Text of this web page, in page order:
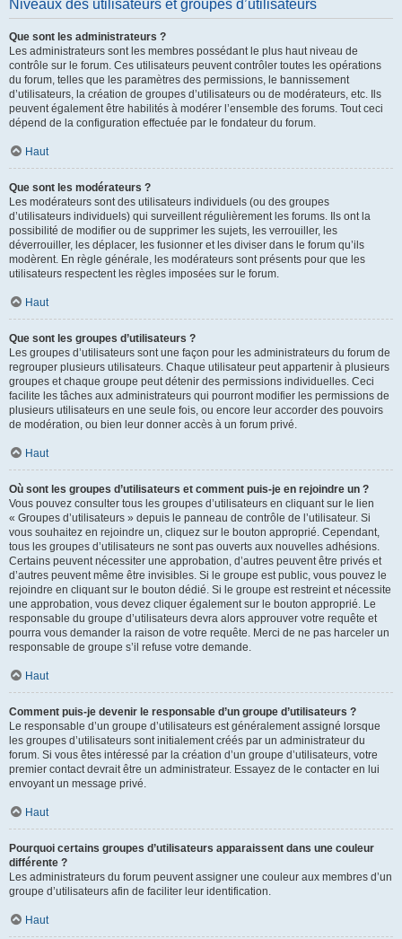
Niveaux des utilisateurs et groupes d’utilisateurs
Que sont les administrateurs ?
Les administrateurs sont les membres possédant le plus haut niveau de
contrôle sur le forum. Ces utilisateurs peuvent contrôler toutes les opérations
du forum, telles que les paramètres des permissions, le bannissement
d’utilisateurs, la création de groupes d’utilisateurs ou de modérateurs, etc. Ils
peuvent également être habilités à modérer l’ensemble des forums. Tout ceci
dépend de la configuration effectuée par le fondateur du forum.
Haut
Que sont les modérateurs ?
Les modérateurs sont des utilisateurs individuels (ou des groupes
d’utilisateurs individuels) qui surveillent régulièrement les forums. Ils ont la
possibilité de modifier ou de supprimer les sujets, les verrouiller, les
déverrouiller, les déplacer, les fusionner et les diviser dans le forum qu’ils
modèrent. En règle générale, les modérateurs sont présents pour que les
utilisateurs respectent les règles imposées sur le forum.
Haut
Que sont les groupes d’utilisateurs ?
Les groupes d’utilisateurs sont une façon pour les administrateurs du forum de
regrouper plusieurs utilisateurs. Chaque utilisateur peut appartenir à plusieurs
groupes et chaque groupe peut détenir des permissions individuelles. Ceci
facilite les tâches aux administrateurs qui pourront modifier les permissions de
plusieurs utilisateurs en une seule fois, ou encore leur accorder des pouvoirs
de modération, ou bien leur donner accès à un forum privé.
Haut
Où sont les groupes d’utilisateurs et comment puis-je en rejoindre un ?
Vous pouvez consulter tous les groupes d’utilisateurs en cliquant sur le lien
« Groupes d’utilisateurs » depuis le panneau de contrôle de l’utilisateur. Si
vous souhaitez en rejoindre un, cliquez sur le bouton approprié. Cependant,
tous les groupes d’utilisateurs ne sont pas ouverts aux nouvelles adhésions.
Certains peuvent nécessiter une approbation, d’autres peuvent être privés et
d’autres peuvent même être invisibles. Si le groupe est public, vous pouvez le
rejoindre en cliquant sur le bouton dédié. Si le groupe est restreint et nécessite
une approbation, vous devez cliquer également sur le bouton approprié. Le
responsable du groupe d’utilisateurs devra alors approuver votre requête et
pourra vous demander la raison de votre requête. Merci de ne pas harceler un
responsable de groupe s’il refuse votre demande.
Haut
Comment puis-je devenir le responsable d’un groupe d’utilisateurs ?
Le responsable d’un groupe d’utilisateurs est généralement assigné lorsque
les groupes d’utilisateurs sont initialement créés par un administrateur du
forum. Si vous êtes intéressé par la création d’un groupe d’utilisateurs, votre
premier contact devrait être un administrateur. Essayez de le contacter en lui
envoyant un message privé.
Haut
Pourquoi certains groupes d’utilisateurs apparaissent dans une couleur
différente ?
Les administrateurs du forum peuvent assigner une couleur aux membres d’un
groupe d’utilisateurs afin de faciliter leur identification.
Haut